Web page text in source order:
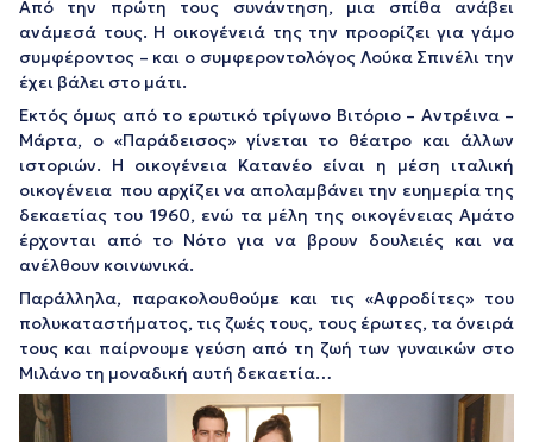
Από την πρώτη τους συνάντηση, μια σπίθα ανάβει
ανάμεσά τους. Η οικογένειά της την προορίζει για γάμο
συμφέροντος – και ο συμφεροντολόγος Λούκα Σπινέλι την
έχει βάλει στο μάτι.
Εκτός όμως από το ερωτικό τρίγωνο Βιτόριο – Αντρέινα –
Μάρτα, ο «Παράδεισος» γίνεται το θέατρο και άλλων
ιστοριών. Η οικογένεια Κατανέο είναι η μέση ιταλική
οικογένεια που αρχίζει να απολαμβάνει την ευημερία της
δεκαετίας του 1960, ενώ τα μέλη της οικογένειας Αμάτο
έρχονται από το Νότο για να βρουν δουλειές και να
ανέλθουν κοινωνικά.
Παράλληλα, παρακολουθούμε και τις «Αφροδίτες» του
πολυκαταστήματος, τις ζωές τους, τους έρωτες, τα όνειρά
τους και παίρνουμε γεύση από τη ζωή των γυναικών στο
Μιλάνο τη μοναδική αυτή δεκαετία…